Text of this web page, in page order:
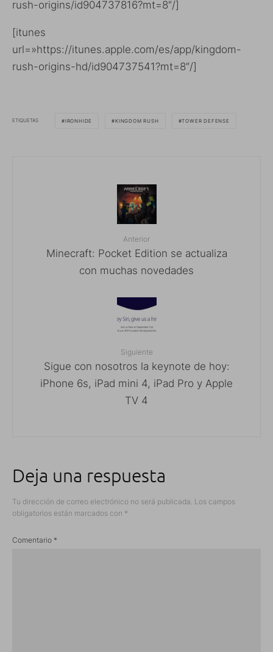
rush-origins/id904737816?mt=8″/]
[itunes
url=»https://itunes.apple.com/es/app/kingdom-
rush-origins-hd/id904737541?mt=8″/]
ETIQUETAS IRONHIDE KINGDOM RUSH TOWER DEFENSE
Anterior
Minecraft: Pocket Edition se actualiza
con muchas novedades
Siguiente
Sigue con nosotros la keynote de hoy:
iPhone 6s, iPad mini 4, iPad Pro y Apple
TV 4
Deja una respuesta
Tu dirección de correo electrónico no será publicada. Los campos
obligatorios están marcados con *
Comentario *